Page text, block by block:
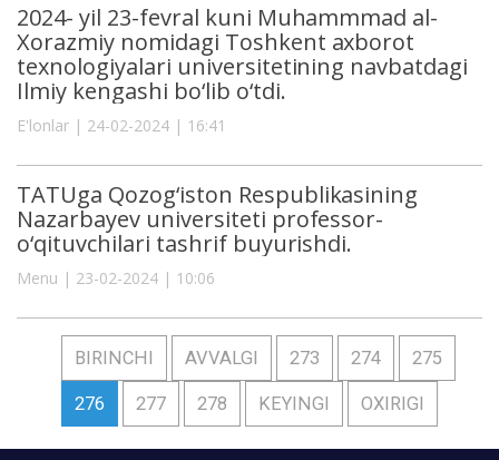
2024- yil 23-fevral kuni Muhammmad al-
Xorazmiy nomidagi Toshkent axborot
texnologiyalari universitetining navbatdagi
Ilmiy kengashi bo‘lib o‘tdi.
E'lonlar | 24-02-2024 | 16:41
TATUga Qozog‘iston Respublikasining
Nazarbayev universiteti professor-
o‘qituvchilari tashrif buyurishdi.
Menu | 23-02-2024 | 10:06
BIRINCHI AVVALGI 273 274 275
276 277 278 KEYINGI OXIRIGI